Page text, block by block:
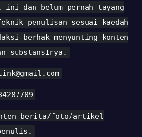
dan belum pernah tayang
penulisan sesuai kaedah
berhak menyunting konten
substansinya.
berita/foto/artikel